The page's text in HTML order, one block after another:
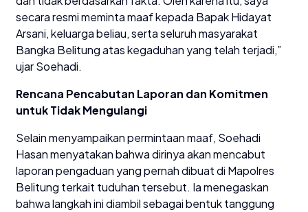
secara resmi meminta maaf kepada Bapak Hidayat
Arsani, keluarga beliau, serta seluruh masyarakat
Bangka Belitung atas kegaduhan yang telah terjadi,”
ujar Soehadi.
Rencana Pencabutan Laporan dan Komitmen
untuk Tidak Mengulangi
Selain menyampaikan permintaan maaf, Soehadi
Hasan menyatakan bahwa dirinya akan mencabut
laporan pengaduan yang pernah dibuat di Mapolres
Belitung terkait tuduhan tersebut. Ia menegaskan
bahwa langkah ini diambil sebagai bentuk tanggung